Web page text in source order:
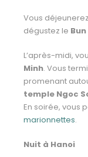
Vous
dégustez le
L’après-midi,
Minh. Vous
promenant
temple Ngoc
En soirée, vous
marionnettes.
Nuit à Hanoi